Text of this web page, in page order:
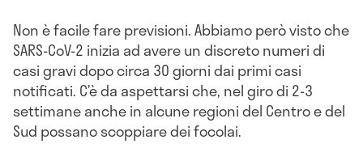
Non è facile fare previsioni. Abbiamo però visto che
SARS-CoV-2 inizia ad avere un discreto numeri di
casi gravi dopo circa 30 giorni dai primi casi
notificati. C’è da aspettarsi che, nel giro di 2-3
settimane anche in alcune regioni del Centro e del
Sud possano scoppiare dei focolai.